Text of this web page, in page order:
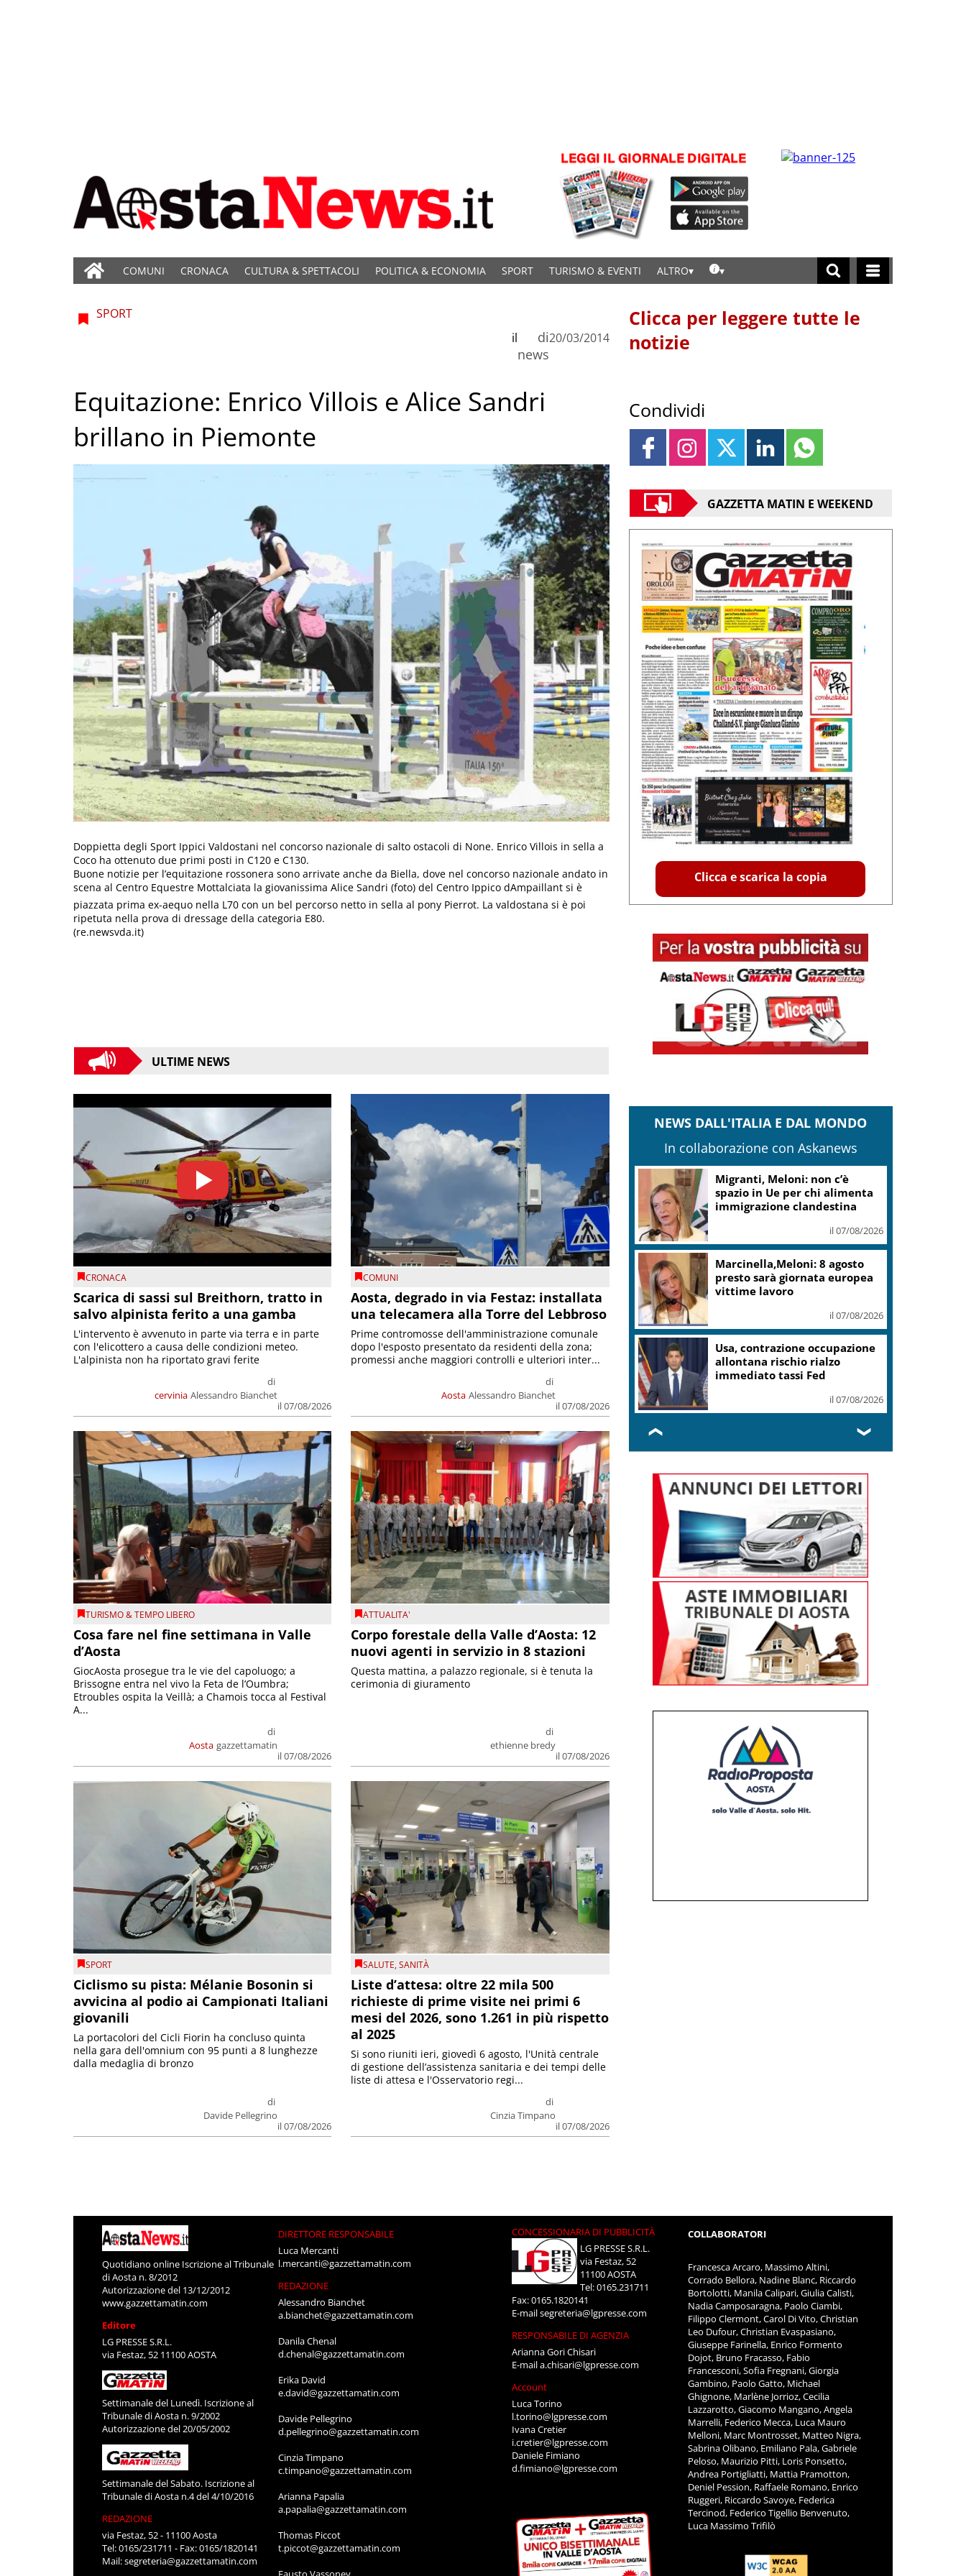
COMUNI CRONACA CULTURA & SPETTACOLI POLITICA & ECONOMIA SPORT TURISMO & EVENTI ALTRO
SPORT
di
news
il 20/03/2014
Equitazione: Enrico Villois e Alice Sandri
brillano in Piemonte
Doppietta degli Sport Ippici Valdostani nel concorso nazionale di salto ostacoli di None. Enrico Villois in sella a
Coco ha ottenuto due primi posti in C120 e C130.
Buone notizie per l’equitazione rossonera sono arrivate anche da Biella, dove nel concorso nazionale andato in
scena al Centro Equestre Mottalciata la giovanissima Alice Sandri (foto) del Centro Ippico dAmpaillant si è
piazzata prima ex-aequo nella L70 con un bel percorso netto in sella al pony Pierrot. La valdostana si è poi
ripetuta nella prova di dressage della categoria E80.
(re.newsvda.it)
ULTIME NEWS
CRONACA
Scarica di sassi sul Breithorn, tratto in
salvo alpinista ferito a una gamba
cervinia
di
Alessandro Bianchet
il 07/08/2026
L'intervento è avvenuto in parte via terra e in parte
con l'elicottero a causa delle condizioni meteo.
L'alpinista non ha riportato gravi ferite
COMUNI
Aosta, degrado in via Festaz: installata
una telecamera alla Torre del Lebbroso
Aosta
di
Alessandro Bianchet
il 07/08/2026
Prime contromosse dell'amministrazione comunale
dopo l'esposto presentato da residenti della zona;
promessi anche maggiori controlli e ulteriori inter...
TURISMO & TEMPO LIBERO
Cosa fare nel fine settimana in Valle
d’Aosta
Aosta
di
gazzettamatin
il 07/08/2026
GiocAosta prosegue tra le vie del capoluogo; a
Brissogne entra nel vivo la Feta de l’Oumbra;
Etroubles ospita la Veillà; a Chamois tocca al Festival
A...
ATTUALITA'
Corpo forestale della Valle d’Aosta: 12
nuovi agenti in servizio in 8 stazioni
di
ethienne bredy
il 07/08/2026
Questa mattina, a palazzo regionale, si è tenuta la
cerimonia di giuramento
SPORT
Ciclismo su pista: Mélanie Bosonin si
avvicina al podio ai Campionati Italiani
giovanili
di
Davide Pellegrino
il 07/08/2026
La portacolori del Cicli Fiorin ha concluso quinta
nella gara dell'omnium con 95 punti a 8 lunghezze
dalla medaglia di bronzo
SALUTE,SANITÀ
Liste d’attesa: oltre 22 mila 500
richieste di prime visite nei primi 6
mesi del 2026, sono 1.261 in più rispetto
al 2025
di
Cinzia Timpano
il 07/08/2026
Si sono riuniti ieri, giovedì 6 agosto, l'Unità centrale
di gestione dell’assistenza sanitaria e dei tempi delle
liste di attesa e l'Osservatorio regi...
Clicca per leggere tutte le
notizie
Condividi
GAZZETTA MATIN E WEEKEND
Clicca e scarica la copia
NEWS DALL'ITALIA E DAL MONDO
In collaborazione con Askanews
Migranti, Meloni: non c’è
spazio in Ue per chi alimenta
immigrazione clandestina
il 07/08/2026
Marcinella,Meloni: 8 agosto
presto sarà giornata europea
vittime lavoro
il 07/08/2026
Usa, contrazione occupazione
allontana rischio rialzo
immediato tassi Fed
il 07/08/2026
❮ ❯
Quotidiano online Iscrizione al Tribunale
di Aosta n. 8/2012
Autorizzazione del 13/12/2012
www.gazzettamatin.com
Editore
LG PRESSE S.R.L.
via Festaz, 52 11100 AOSTA
Settimanale del Lunedì. Iscrizione al
Tribunale di Aosta n. 9/2002
Autorizzazione del 20/05/2002
Settimanale del Sabato. Iscrizione al
Tribunale di Aosta n.4 del 4/10/2016
REDAZIONE
via Festaz, 52 - 11100 Aosta
Tel: 0165/231711 - Fax: 0165/1820141
Mail:segreteria@gazzettamatin.com
DIRETTORE RESPONSABILE
Luca Mercanti
l.mercanti@gazzettamatin.com
REDAZIONE
Alessandro Bianchet
a.bianchet@gazzettamatin.com
Danila Chenal
d.chenal@gazzettamatin.com
Erika David
e.david@gazzettamatin.com
Davide Pellegrino
d.pellegrino@gazzettamatin.com
Cinzia Timpano
c.timpano@gazzettamatin.com
Arianna Papalia
a.papalia@gazzettamatin.com
Thomas Piccot
t.piccot@gazzettamatin.com
CONCESSIONARIA DI PUBBLICITÀ
LG PRESSE S.R.L.
via Festaz, 52
11100 AOSTA
Tel: 0165.231711
Fax: 0165.1820141
E-mailsegreteria@lgpresse.com
RESPONSABILE DI AGENZIA
Arianna Gori Chisari
E-maila.chisari@lgpresse.com
Account
Luca Torino
l.torino@lgpresse.com
Ivana Cretier
i.cretier@lgpresse.com
Daniele Fimiano
d.fimiano@lgpresse.com
COLLABORATORI
Francesca Arcaro, Massimo Altini,
Corrado Bellora, Nadine Blanc, Riccardo
Bortolotti, Manila Calipari, Giulia Calisti,
Nadia Camposaragna, Paolo Ciambi,
Filippo Clermont, Carol Di Vito, Christian
Leo Dufour, Christian Evaspasiano,
Giuseppe Farinella, Enrico Formento
Dojot, Bruno Fracasso, Fabio
Francesconi, Sofia Fregnani, Giorgia
Gambino, Paolo Gatto, Michael
Ghignone, Marlène Jorrioz, Cecilia
Lazzarotto, Giacomo Mangano, Angela
Marrelli, Federico Mecca, Luca Mauro
Melloni, Marc Montrosset, Matteo Nigra,
Sabrina Olibano, Emiliano Pala, Gabriele
Peloso, Maurizio Pitti, Loris Ponsetto,
Andrea Portigliatti, Mattia Pramotton,
Deniel Pession, Raffaele Romano, Enrico
Ruggeri, Riccardo Savoye, Federica
Tercinod, Federico Tigellio Benvenuto,
Luca Massimo Trifilò